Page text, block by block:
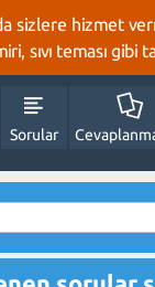
sizlere hizmet
sıvı teması
Sorular